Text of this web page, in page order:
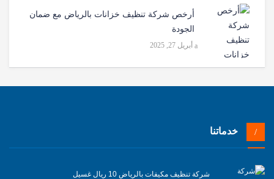
أرخص شركة تنظيف خزانات بالرياض مع ضمان
الجودة
أبريل 27, 2025
خدماتنا
شركة تنظيف مكيفات بالرياض 10 ريال غسيل